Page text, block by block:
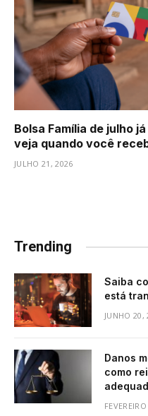
Bolsa Família de julho
veja quando você
JULHO 21, 2026
Trending
Saiba
está
JUNHO 20,
Danos
como